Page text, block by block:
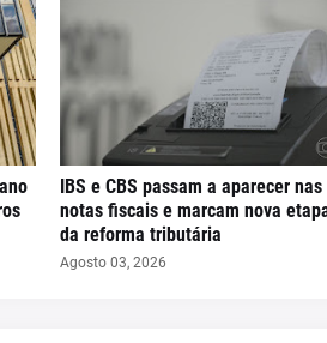
IBS e CBS passam a aparecer nas
notas fiscais e marcam nova
da reforma tributária
Agosto 03, 2026